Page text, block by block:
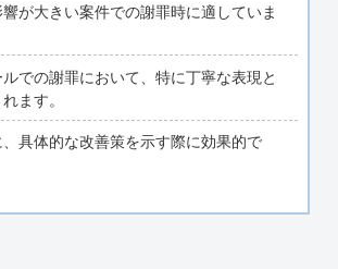
が大きい案件での謝罪時に適していま
での謝罪において、特に丁寧な表現と
ます。
具体的な改善策を示す際に効果的で